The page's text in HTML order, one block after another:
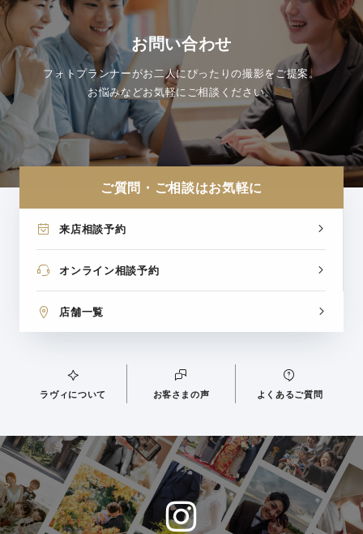
お問い合わせ
フォトプランナーがお二人にぴったりの撮影をご提案。
お悩みなどお気軽にご相談ください。
ご質問・ご相談はお気軽に
来店相談予約
オンライン相談予約
店舗一覧
ラヴィについて お客さまの声 よくあるご質問